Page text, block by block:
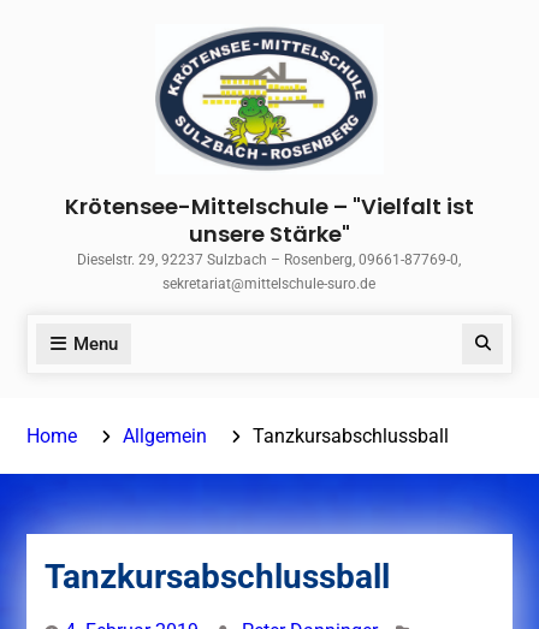
Krötensee-Mittelschule – "Vielfalt ist
unsere Stärke"
Dieselstr. 29, 92237 Sulzbach – Rosenberg, 09661-87769-0,
sekretariat@mittelschule-suro.de
Menu Search
Home Allgemein Tanzkursabschlussball
Tanzkursabschlussball